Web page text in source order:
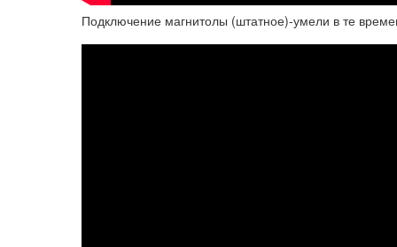
Подключение магнитолы (штатное)-умели в те